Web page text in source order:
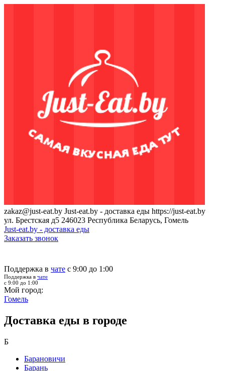
zakaz@just-eat.by Just-eat.by - доставка еды https://just-eat.by
ул. Брестская д5 246023 Республика Беларусь, Гомель
Just-eat.by - доставка еды
Заказать звонок
Поддержка в чате с 9:00 до 1:00
Поддержка в чате
с 9:00 до 1:00
Мой город:
Гомель
Доставка еды в городе
Б
Барановичи
Барань